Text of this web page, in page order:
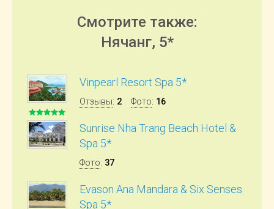
Смотрите также:
Нячанг, 5*
Vinpearl Resort Spa 5*
Отзывы: 2 Фото: 16
Sunrise Nha Trang Beach Hotel &
Spa 5*
Фото: 37
Evason Ana Mandara & Six Senses
Spa 5*